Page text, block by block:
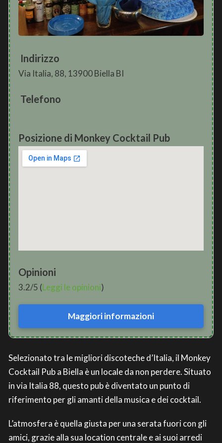
Indirizzo
Via Italia, 88, 13900 Biella BI
Telefono
Posizione di Monkey Cocktail Pub
Opinioni
3.2/5 (Leggi le opinioni)
Maggiori informazioni
Selezionato tra le migliori discoteche d’Italia, il Monkey
Cocktail Pub a Biella è un locale da non perdere. Situato
in via Italia 88, questo pub è diventato un punto di
riferimento per gli amanti della musica e dei cocktail.
L’atmosfera è quella giusta per una serata fuori con gli
amici, grazie alla sua location centrale e ai suoi arredi